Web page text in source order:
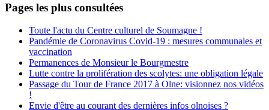
Pages les plus consultées
Toute l'actu du Centre culturel de Soumagne !
Pandémie de Coronavirus Covid-19 : mesures communales et
vaccination
Permanences de Monsieur le Bourgmestre
Lutte contre la prolifération des scolytes: une obligation légale
Passage du Tour de France 2017 à Olne: visionnez nos vidéos
!
Envie d'être au courant des dernières infos olnoises ?